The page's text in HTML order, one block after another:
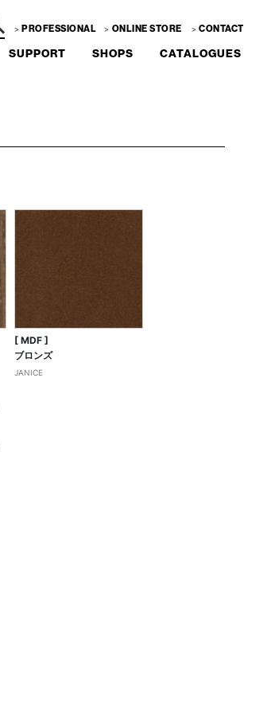
PROFESSIONAL ONLINE STORE CONTACT
SUPPORT SHOPS CATALOGUES
[ MDF ]
ブロンズ
JANICE